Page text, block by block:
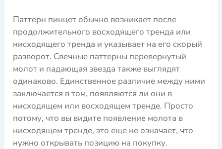
Паттерн пинцет обычно возникает после
продолжительного восходящего тренда или
нисходящего тренда и указывает на его скорый
разворот. Свечные паттерны перевернутый
молот и падающая звезда также выглядят
одинаково. Единственное различие между ними
заключается в том, появляются ли они в
нисходящем или восходящем тренде. Просто
потому, что вы видите появление молота в
нисходящем тренде, это еще не означает, что
нужно открывать позицию на покупку.